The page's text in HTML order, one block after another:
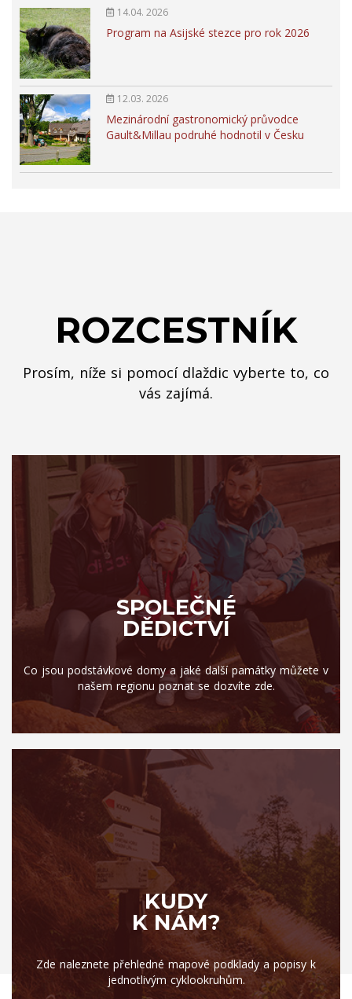
14.04. 2026
Program na Asijské stezce pro rok 2026
12.03. 2026
Mezinárodní gastronomický průvodce
Gault&Millau podruhé hodnotil v Česku
ROZCESTNÍK
Prosím, níže si pomocí dlaždic vyberte to, co
vás zajímá.
SPOLEČNÉ
DĚDICTVÍ
Co jsou podstávkové domy a jaké další památky můžete v
našem regionu poznat se dozvíte zde.
KUDY
K NÁM?
Zde naleznete přehledné mapové podklady a popisy k
jednotlivým cyklookruhům.